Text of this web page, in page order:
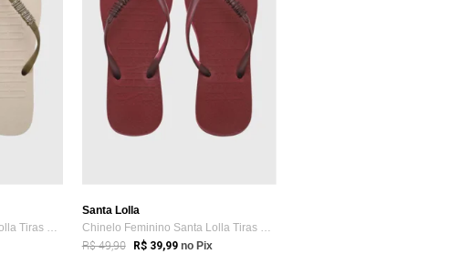
Chinelo Feminino Santa Lolla Tiras Bege
Santa Lolla
Chinelo Feminino Santa Lolla Tiras Vinho
R$ 49,90 R$ 39,99 no Pix